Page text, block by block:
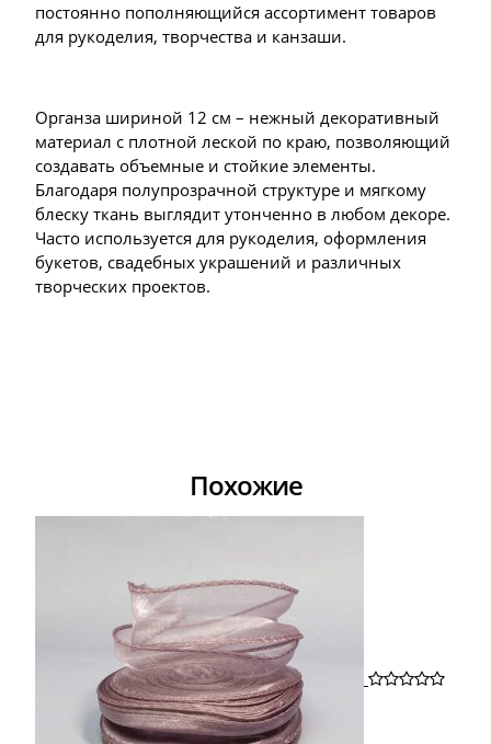
постоянно пополняющийся ассортимент товаров
для рукоделия, творчества и канзаши.
Органза шириной 12 см – нежный декоративный
материал с плотной леской по краю, позволяющий
создавать объемные и стойкие элементы.
Благодаря полупрозрачной структуре и мягкому
блеску ткань выглядит утонченно в любом декоре.
Часто используется для рукоделия, оформления
букетов, свадебных украшений и различных
творческих проектов.
Похожие